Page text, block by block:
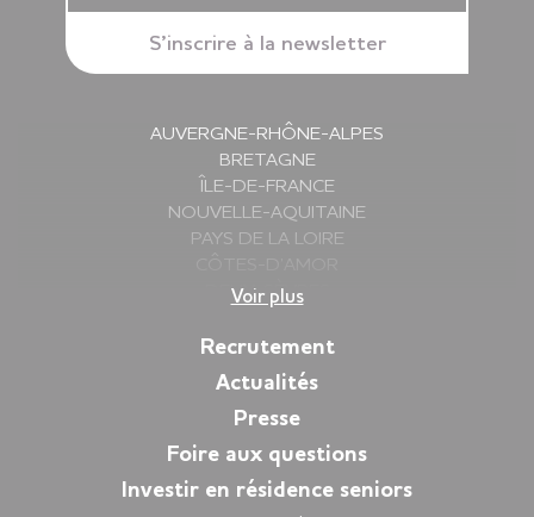
AUVERGNE-RHÔNE-ALPES
BRETAGNE
ÎLE-DE-FRANCE
NOUVELLE-AQUITAINE
PAYS DE LA LOIRE
DEUX-SÈVRES
GIRONDE
HAUTE-SAVOIE
ILLE-ET-VILAINE
ISÈRE
LOIRE
LOIRE-ATLANTIQUE
MORBIHAN
Voir plus
Recrutement
Actualités
Presse
Foire aux questions
Investir en résidence seniors